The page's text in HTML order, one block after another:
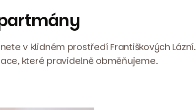
v klidném prostředí Františkových Lázní.
které pravidelně obměňujeme.